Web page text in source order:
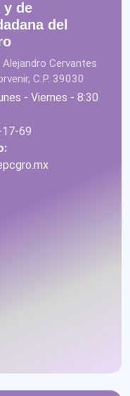
y de
del
Cervantes
C.P. 39030
- Viernes - 8:30
69